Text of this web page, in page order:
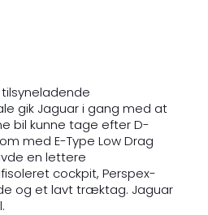
gik Jaguar i gang med at
bil kunne tage efter D-
med E-Type Low Drag
en lettere
cockpit, Perspex-
og et lavt træktag. Jaguar